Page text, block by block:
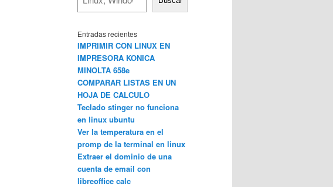
Entradas recientes
IMPRIMIR CON LINUX EN
IMPRESORA KONICA
MINOLTA 658e
COMPARAR LISTAS EN UN
HOJA DE CALCULO
Teclado stinger no funciona
en linux ubuntu
Ver la temperatura en el
promp de la terminal en linux
Extraer el dominio de una
cuenta de email con
libreoffice calc